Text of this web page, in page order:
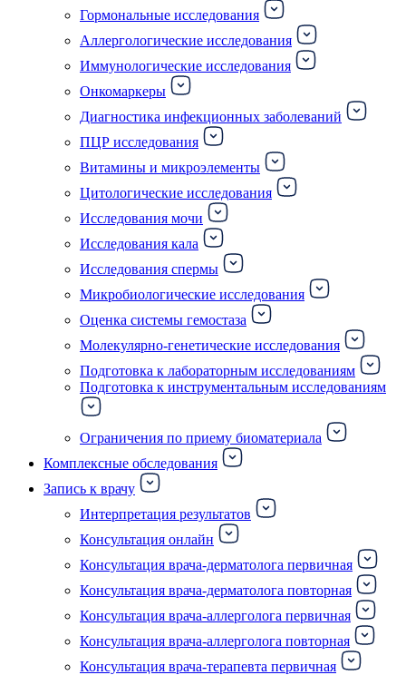
Гормональные исследования
Аллергологические исследования
Иммунологические исследования
Онкомаркеры
Диагностика инфекционных заболеваний
ПЦР исследования
Витамины и микроэлементы
Цитологические исследования
Исследования мочи
Исследования кала
Исследования спермы
Микробиологические исследования
Оценка системы гемостаза
Молекулярно-генетические исследования
Подготовка к лабораторным исследованиям
Подготовка к инструментальным исследованиям
Ограничения по приему биоматериала
Комплексные обследования
Запись к врачу
Интерпретация результатов
Консультация онлайн
Консультация врача-дерматолога первичная
Консультация врача-дерматолога повторная
Консультация врача-аллерголога первичная
Консультация врача-аллерголога повторная
Консультация врача-терапевта первичная